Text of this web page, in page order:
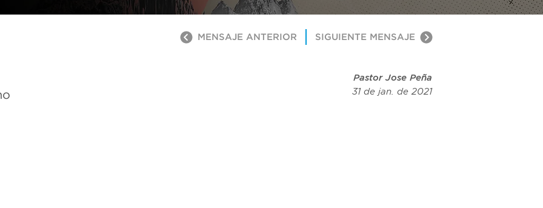
MENSAJE ANTERIOR SIGUIENTE MENSAJE
Pastor Jose Peña
31 de jan. de 2021